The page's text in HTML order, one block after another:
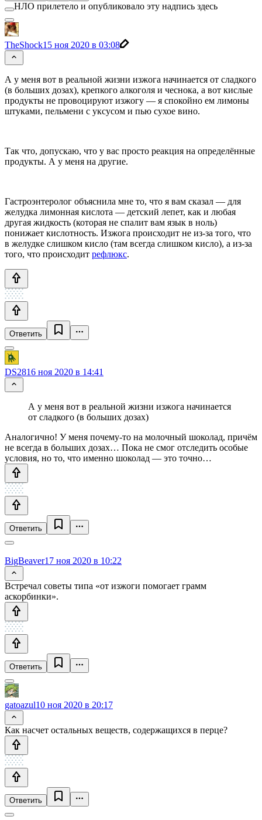
НЛО прилетело и опубликовало эту надпись здесь
TheShock15 ноя 2020 в 03:08
А у меня вот в реальной жизни изжога начинается от сладкого
(в больших дозах), крепкого алкоголя и чеснока, а вот кислые
продукты не провоцируют изжогу — я спокойно ем лимоны
штуками, пельмени с уксусом и пью сухое вино.
Так что, допускаю, что у вас просто реакция на определённые
продукты. А у меня на другие.
Гастроэнтеролог объяснила мне то, что я вам сказал — для
желудка лимонная кислота — детский лепет, как и любая
другая жидкость (которая не спалит вам язык в ноль)
понижает кислотность. Изжога происходит не из-за того, что
в желудке слишком кисло (там всегда слишком кисло), а из-за
того, что происходит рефлюкс.
Ответить
DS2816 ноя 2020 в 14:41
А у меня вот в реальной жизни изжога начинается
от сладкого (в больших дозах)
Аналогично! У меня почему-то на молочный шоколад, причём
не всегда в больших дозах… Пока не смог отследить особые
условия, но то, что именно шоколад — это точно…
Ответить
BigBeaver17 ноя 2020 в 10:22
Встречал советы типа «от изжоги помогает грамм
аскорбинки».
Ответить
gatoazul10 ноя 2020 в 20:17
Как насчет остальных веществ, содержащихся в перце?
Ответить